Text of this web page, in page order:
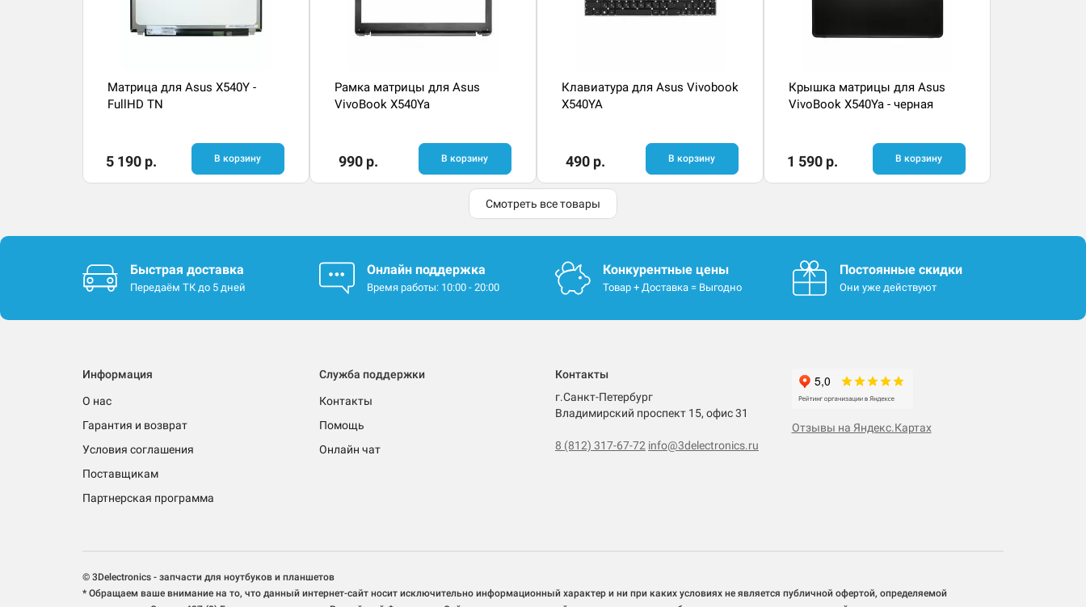
Матрица для Asus X540Y -
FullHD TN
5 190 р. В корзину
Рамка матрицы для Asus
VivoBook X540Ya
990 р. В корзину
Клавиатура для Asus Vivobook
X540YA
490 р. В корзину
Крышка матрицы для Asus
VivoBook X540Ya - черная
1 590 р. В корзину
Смотреть все товары
Быстрая доставка
Передаём ТК до 5 дней
Онлайн поддержка
Время работы: 10:00 - 20:00
Конкурентные цены
Товар + Доставка = Выгодно
Постоянные скидки
Они уже действуют
Информация
О нас
Гарантия и возврат
Условия соглашения
Поставщикам
Партнерская программа
Служба поддержки
Контакты
Помощь
Онлайн чат
Контакты
г.Санкт-Петербург
Владимирский проспект 15, офис 31
8 (812) 317-67-72 info@3delectronics.ru
Отзывы на Яндекс.Картах
© 3Delectronics - запчасти для ноутбуков и планшетов
* Обращаем ваше внимание на то, что данный интернет-сайт носит исключительно информационный характер и ни при каких условиях не является публичной офертой, определяемой